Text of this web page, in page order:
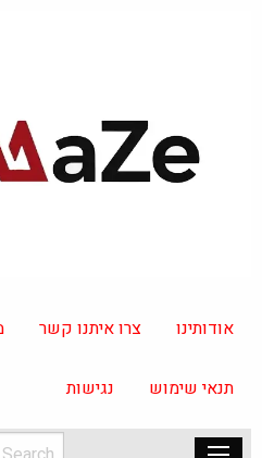
אודותינו צרו איתנו קשר
תנאי שימוש נגישות